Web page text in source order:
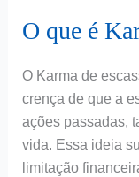
O que é
O Karma de
crença de que a
ações passadas,
vida. Essa ideia
limitação